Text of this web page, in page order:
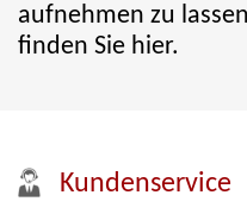
aufnehmen zu
finden Sie hier.
Kundenservice